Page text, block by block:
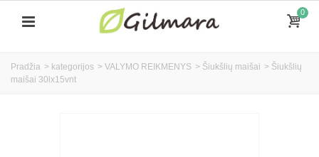
0
Pradžia > kategorijos > VALYMO REIKMENYS > Šiukšlių maišai > Šiukšlių
maišai 30lx15vnt